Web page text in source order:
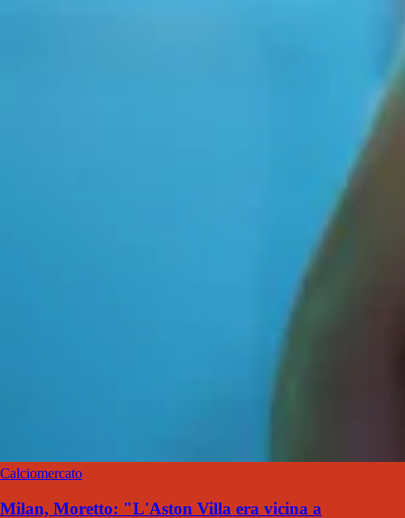
Calciomercato
Milan, Moretto: "L'Aston Villa era vicina a